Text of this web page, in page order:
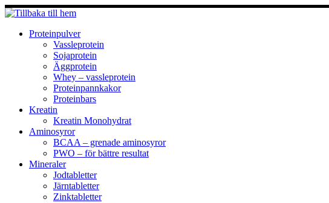
Hoppa
till
innehållProteinpulver
Vassleprotein
Sojaprotein
Äggprotein
Whey – vassleprotein
Proteinpannkakor
Proteinbars
Kreatin
Kreatin Monohydrat
Aminosyror
BCAA – grenade aminosyror
PWO – för bättre resultat
Mineraler
Jodtabletter
Järntabletter
Zinktabletter